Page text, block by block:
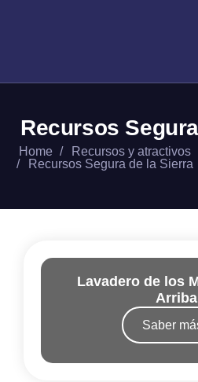
Recursos
Home
Recursos y atractivos
Recursos Segura de la Sierra
Lavadero de los
Arriba
Saber